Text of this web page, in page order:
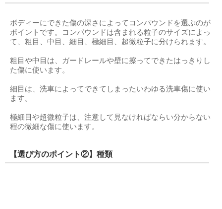
ボディーにできた傷の深さによってコンパウンドを選ぶのが
ポイントです。コンパウンドは含まれる粒子のサイズによっ
て、粗目、中目、細目、極細目、超微粒子に分けられます。
粗目や中目は、ガードレールや壁に擦ってできたはっきりし
た傷に使います。
細目は、洗車によってできてしまったいわゆる洗車傷に使い
ます。
極細目や超微粒子は、注意して見なければならい分からない
程の微細な傷に使います。
【選び方のポイント②】種類